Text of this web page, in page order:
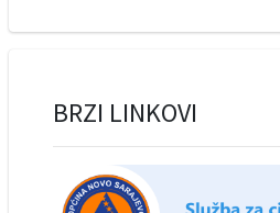
BRZI LINKOVI